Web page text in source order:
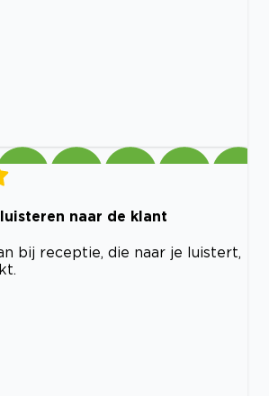
naar de klant
bij receptie, die naar je luistert,